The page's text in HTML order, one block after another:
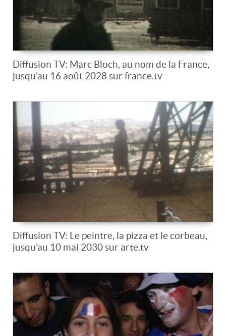
Diffusion TV: Marc Bloch, au nom de la France,
jusqu'au 16 août 2028 sur france.tv
Diffusion TV: Le peintre, la pizza et le corbeau,
jusqu'au 10 mai 2030 sur arte.tv